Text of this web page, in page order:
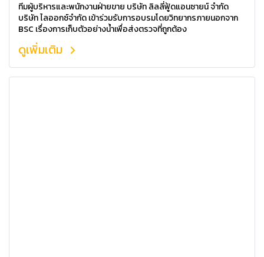
ทีมผู้บริหารและพนักงานฝ่ายขาย บริษัท ลิลลี่ฟู้ดแอนซายน์ จำกัด
บริษัท ไลออกซ์จำกัด เข้าร่วมรับการอบรมโดยวิทยากรภายนอกจาก
BSC เรื่องการเก็บตัวอย่างน้ำเพื่อส่งตรวจที่ถูกต้อง
ดูเพิ่มเติม